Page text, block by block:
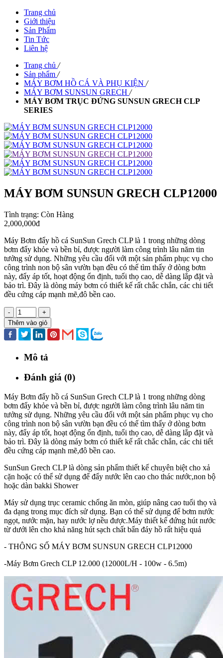
Trang chủ
Giới thiệu
Sản Phẩm
Tin Tức
Liên hệ
Trang chủ /
Sản phẩm /
MÁY BƠM HỒ CÁ VÀ PHỤ KIỆN /
MÁY BƠM SUNSUN GRECH /
MÁY BƠM TRỤC ĐỨNG SUNSUN GRECH CLP
SERIES
MÁY BƠM SUNSUN GRECH CLP12000
Tình trạng: Còn Hàng
2,000,000đ
Máy Bơm đẩy hồ cá SunSun Grech CLP là 1 trong những dòng
bơm đẩy khỏe và bền bỉ, được người làm công trình lâu năm tin
tưởng sử dụng. Những yêu cầu đối với một sản phẩm phục vụ cho
công trình non bộ sân vườn bạn đều có thể tìm thấy ở dòng bơm
này, đẩy áp tốt, hoạt động ổn định, tuổi thọ cao, dễ dàng lắp đặt và
bảo trì. Đây là dòng máy bơm có thiết kế rất chắc chắn, các chi tiết
đều cứng cáp mạnh mẽ,đô bền cao.
-
+
Thêm vào giỏ
Mô tả
Đánh giá (0)
Máy Bơm đẩy hồ cá SunSun Grech CLP là 1 trong những dòng
bơm đẩy khỏe và bền bỉ, được người làm công trình lâu năm tin
tưởng sử dụng. Những yêu cầu đối với một sản phẩm phục vụ cho
công trình non bộ sân vườn bạn đều có thể tìm thấy ở dòng bơm
này, đẩy áp tốt, hoạt động ổn định, tuổi thọ cao, dễ dàng lắp đặt và
bảo trì. Đây là dòng máy bơm có thiết kế rất chắc chắn, các chi tiết
đều cứng cáp mạnh mẽ,đô bền cao.
SunSun Grech CLP là dòng sản phẩm thiết kế chuyên biệt cho xả
cặn hoặc có thể sử dụng để đẩy nước lên cao cho thác nước,non bộ
hoặc dàn bakki Shower
Máy sử dụng trục ceramic chống ăn mòn, giúp nâng cao tuổi thọ và
đa dạng trong mục đích sử dụng. Bạn có thể sử dụng để bơm nước
ngọt, nước mặn, hay nước lợ nều được.Máy thiết kế đứng hút nước
từ dưới lên cho khả năng hút sạch chất bẩn đáy hồ rất hiệu quả
- THÔNG SỐ MÁY BƠM SUNSUN GRECH CLP12000
-Máy Bơm Grech CLP 12.000 (12000L/H - 100w - 6.5m)